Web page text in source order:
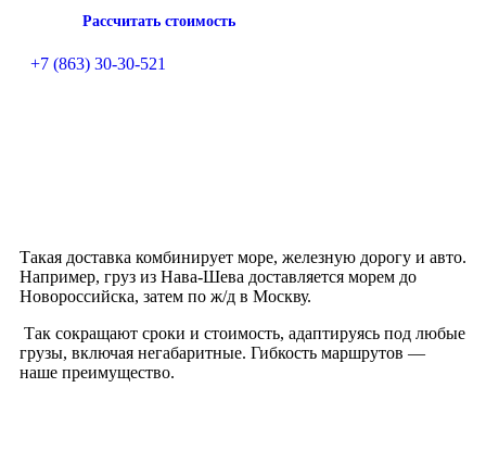
Рассчитать стоимость
+7 (863) 30-30-521
Такая доставка комбинирует море, железную дорогу и авто.
Например, груз из Нава-Шева доставляется морем до
Новороссийска, затем по ж/д в Москву.
Так сокращают сроки и стоимость, адаптируясь под любые
грузы, включая негабаритные. Гибкость маршрутов —
наше преимущество.